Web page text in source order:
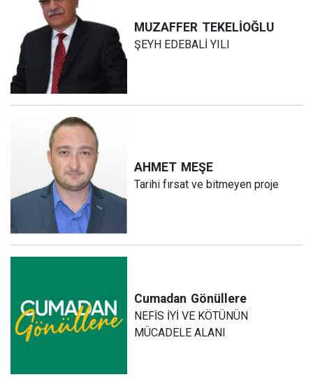
MUZAFFER TEKELİOĞLU
ŞEYH EDEBALİ YILI
AHMET MEŞE
Tarihi fırsat ve bitmeyen proje
Cumadan Gönüllere
NEFİS İYİ VE KÖTÜNÜN
MÜCADELE ALANI